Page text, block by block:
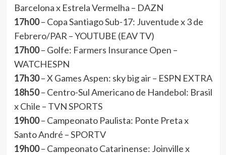
Barcelona x Estrela Vermelha – DAZN
17h00– Copa Santiago Sub-17: Juventude x 3 de
Febrero/PAR – YOUTUBE (EAV TV)
17h00– Golfe: Farmers Insurance Open –
WATCHESPN
17h30– X Games Aspen: sky big air – ESPN EXTRA
18h50– Centro-Sul Americano de Handebol: Brasil
x Chile – TVN SPORTS
19h00– Campeonato Paulista: Ponte Preta x
Santo André – SPORTV
19h00– Campeonato Catarinense: Joinville x